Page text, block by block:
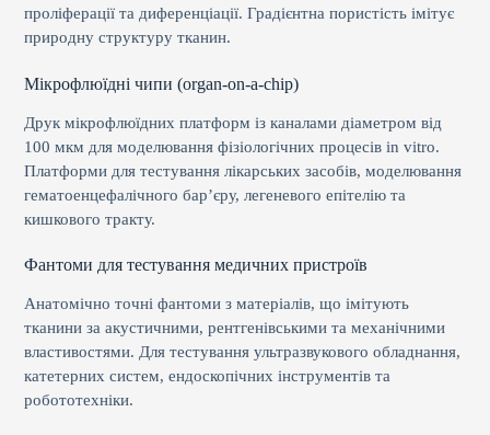
проліферації та диференціації. Градієнтна пористість імітує
природну структуру тканин.
Мікрофлюїдні чипи (organ-on-a-chip)
Друк мікрофлюїдних платформ із каналами діаметром від
100 мкм для моделювання фізіологічних процесів in vitro.
Платформи для тестування лікарських засобів, моделювання
гематоенцефалічного бар’єру, легеневого епітелію та
кишкового тракту.
Фантоми для тестування медичних пристроїв
Анатомічно точні фантоми з матеріалів, що імітують
тканини за акустичними, рентгенівськими та механічними
властивостями. Для тестування ультразвукового обладнання,
катетерних систем, ендоскопічних інструментів та
робототехніки.